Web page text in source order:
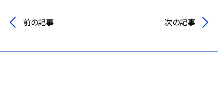
前の記事 次の記事